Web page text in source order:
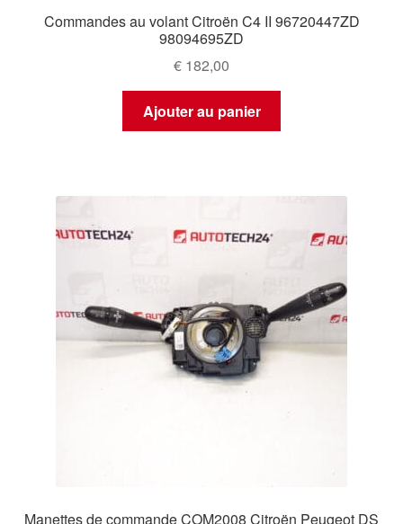
Commandes au volant Citroën C4 II 96720447ZD
98094695ZD
€ 182,00
Ajouter au panier
Manettes de commande COM2008 Citroën Peugeot DS